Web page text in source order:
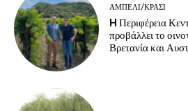
ΑΜΠΈΛΙ/ΚΡΑΣΊ
H Περιφέρεια
προβάλλει το
Βρετανία και